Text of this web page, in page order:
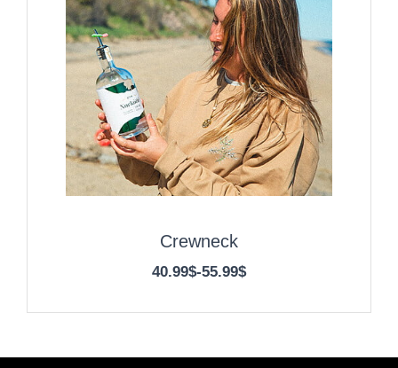
Crewneck
40.99$-55.99$